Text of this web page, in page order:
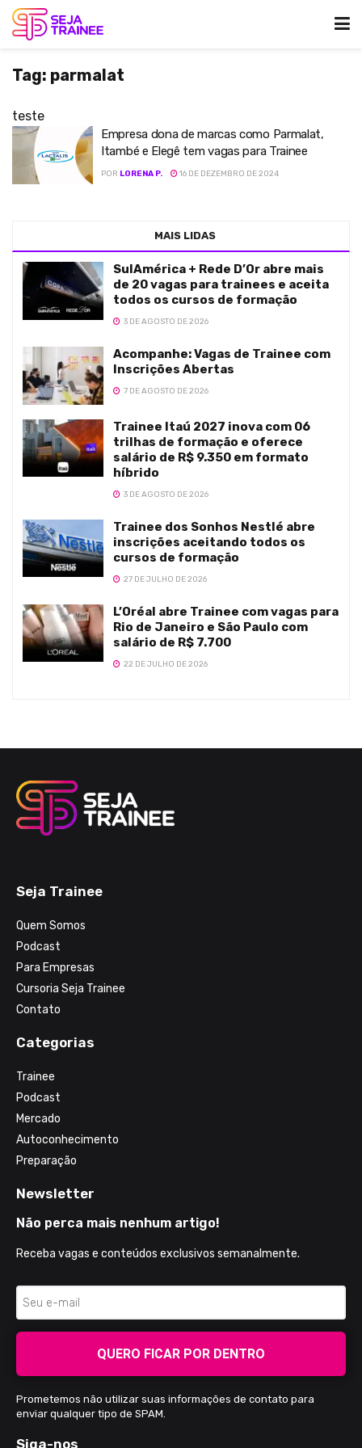
Tag: parmalat
teste
Empresa dona de marcas como Parmalat,
Itambé e Elegê tem vagas para Trainee
POR LORENA P. 16 DE DEZEMBRO DE 2024
MAIS LIDAS
SulAmérica + Rede D’Or abre mais
de 20 vagas para trainees e aceita
todos os cursos de formação
3 DE AGOSTO DE 2026
Acompanhe: Vagas de Trainee com
Inscrições Abertas
7 DE AGOSTO DE 2026
Trainee Itaú 2027 inova com 06
trilhas de formação e oferece
salário de R$ 9.350 em formato
híbrido
3 DE AGOSTO DE 2026
Trainee dos Sonhos Nestlé abre
inscrições aceitando todos os
cursos de formação
27 DE JULHO DE 2026
L’Oréal abre Trainee com vagas para
Rio de Janeiro e São Paulo com
salário de R$ 7.700
22 DE JULHO DE 2026
Seja Trainee
Quem Somos
Podcast
Para Empresas
Cursoria Seja Trainee
Contato
Categorias
Trainee
Podcast
Mercado
Autoconhecimento
Preparação
Newsletter
Não perca mais nenhum artigo!
Receba vagas e conteúdos exclusivos semanalmente.
QUERO FICAR POR DENTRO
Prometemos não utilizar suas informações de contato para
enviar qualquer tipo de SPAM.
Siga-nos